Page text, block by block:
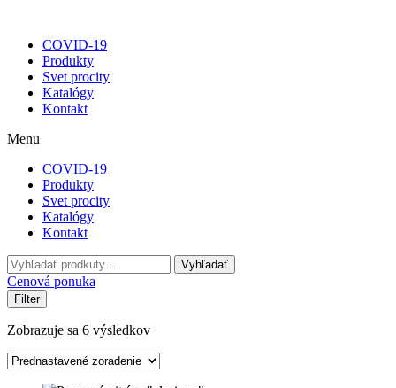
COVID-19
Produkty
Svet procity
Katalógy
Kontakt
Menu
COVID-19
Produkty
Svet procity
Katalógy
Kontakt
Hľadať:
Vyhľadať
Cenová ponuka
Filter
Zobrazuje sa 6 výsledkov